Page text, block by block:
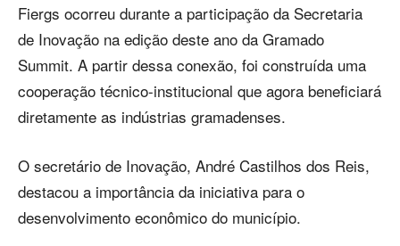
Fiergs ocorreu durante a participação da Secretaria
de Inovação na edição deste ano da Gramado
Summit. A partir dessa conexão, foi construída uma
cooperação técnico-institucional que agora beneficiará
diretamente as indústrias gramadenses.
O secretário de Inovação, André Castilhos dos Reis,
destacou a importância da iniciativa para o
desenvolvimento econômico do município.